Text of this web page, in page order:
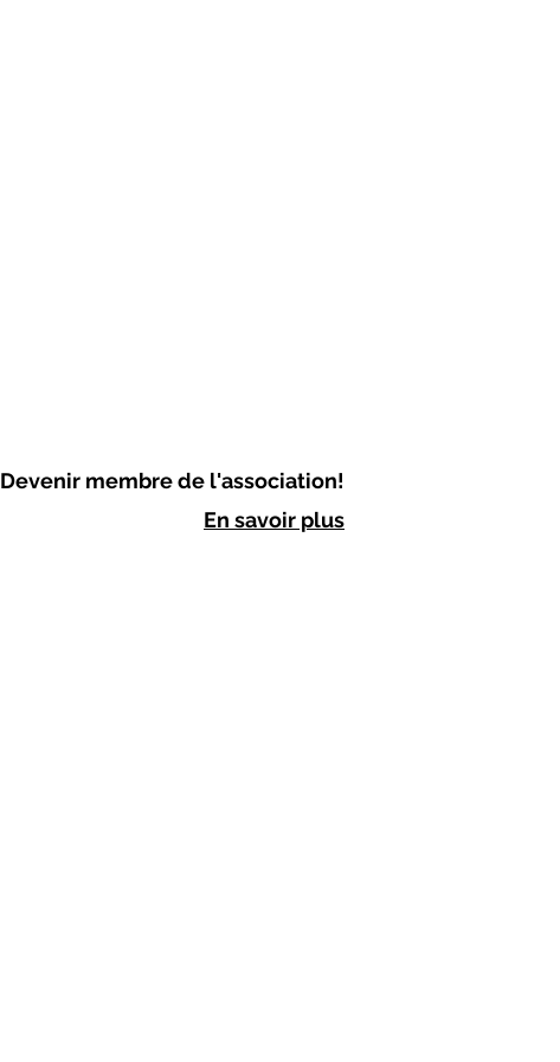
Devenir membre de l'association!
En savoir plus